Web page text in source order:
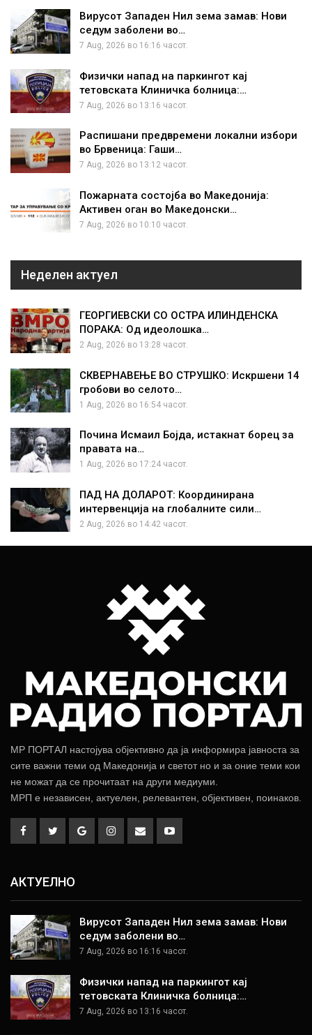
Вирусот Западен Нил зема замав: Нови
седум заболени во…
7 Aug, 2026 во 16:16 часот.
Физички напад на паркингот кај
тетовската Клиничка болница:…
7 Aug, 2026 во 13:16 часот.
Распишани предвремени локални избори
во Брвеница: Гаши…
7 Aug, 2026 во 13:12 часот.
Пожарната состојба во Македонија:
Активен оган во Македонски…
7 Aug, 2026 во 10:10 часот.
Неделен актуел
ГЕОРГИЕВСКИ СО ОСТРА ИЛИНДЕНСКА
ПОРАКА: Од идеолошка…
2 Aug, 2026 во 13:28 часот.
СКВЕРНАВЕЊЕ ВО СТРУШКО: Искршени 14
гробови во селото…
1 Aug, 2026 во 16:54 часот.
Почина Исмаил Бојда, истакнат борец за
правата на…
1 Aug, 2026 во 17:24 часот.
ПАД НА ДОЛАРОТ: Координирана
интервенција на глобалните сили…
2 Aug, 2026 во 14:42 часот.
МР ПОРТАЛ настојува објективно да ја информира јавноста за
сите важни теми од Македонија и светот но и за оние теми кои
не можат да се прочитаат на други медиуми.
МРП е независен, актуелен, релевантен, објективен, поинаков.
АКТУЕЛНО
Вирусот Западен Нил зема замав: Нови
седум заболени во…
7 Aug, 2026 во 16:16 часот.
Физички напад на паркингот кај
тетовската Клиничка болница:…
7 Aug, 2026 во 13:16 часот.